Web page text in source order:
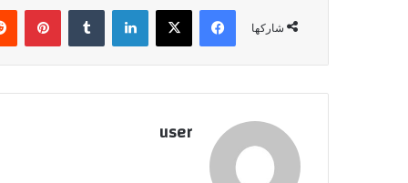
شاركها
فيسبوك ‫X لينكدإن
user